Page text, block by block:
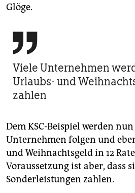
Glöge.

Viele Unternehmen
Urlaubs- und
zahlen
Dem KSC-Beispiel werden
Unternehmen folgen und
und Weihnachtsgeld in 12
Voraussetzung ist aber, dass
Sonderleistungen zahlen.